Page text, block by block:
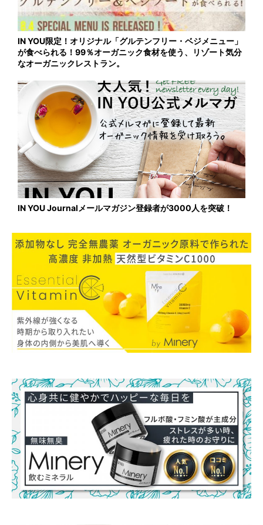
IN YOU限定！オリジナル「グルテンフリー・ベジメニュー」
が食べられる！99％オーガニック食材を使う、リゾート気分
なオーガニックレストラン。
IN YOU Journalメールマガジン登録者が3000人を突破！